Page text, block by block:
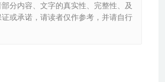
分内容、文字的真实性、完整性、及
或承诺，请读者仅作参考，并请自行